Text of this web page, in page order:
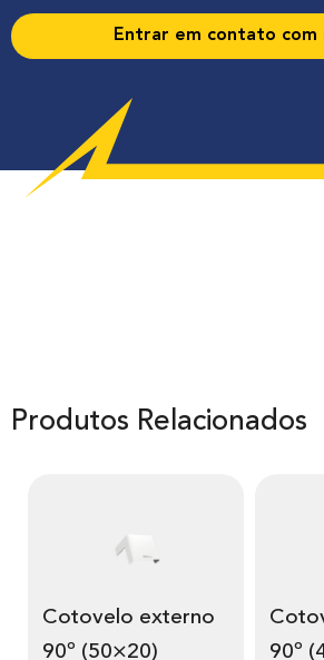
Entrar em contato com
Produtos Relacionados
Cotovelo externo
90º (50×20)
Cotovelo externo
90º